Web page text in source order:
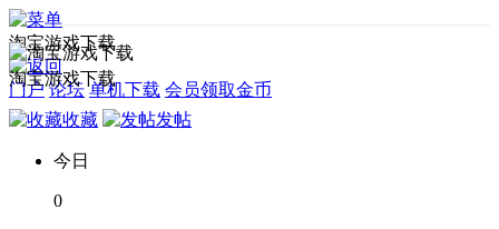
淘宝游戏下载
门户 论坛 单机下载 会员领取金币
淘宝游戏下载
收藏 发帖
今日
0